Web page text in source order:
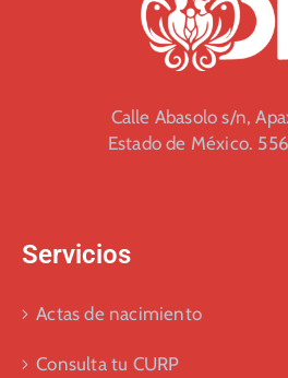
Calle Abasolo s/n,
Estado de México.
Servicios
Actas de nacimiento
Consulta tu CURP